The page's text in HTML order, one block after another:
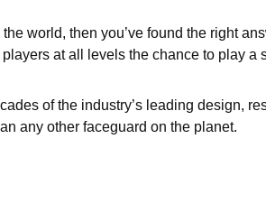
world, then you’ve found the right
at all levels the chance to play a
of the industry’s leading design,
any other faceguard on the planet.